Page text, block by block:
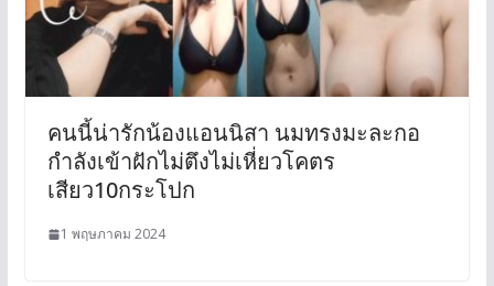
คนนี้น่ารักน้องแอนนิสา นมทรงมะละกอ
กำลังเข้าฝักไม่ตึงไม่เหี่ยวโคตร
เสียว10กระโปก
1 พฤษภาคม 2024